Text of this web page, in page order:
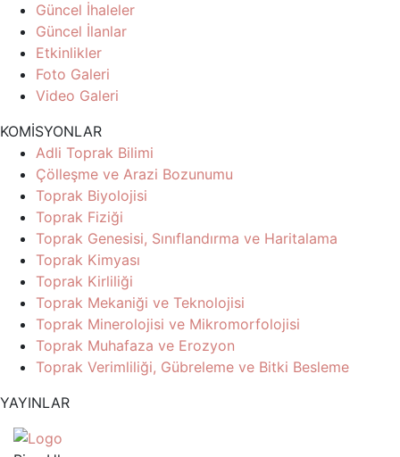
Güncel İhaleler
Güncel İlanlar
Etkinlikler
Foto Galeri
Video Galeri
KOMİSYONLAR
Adli Toprak Bilimi
Çölleşme ve Arazi Bozunumu
Toprak Biyolojisi
Toprak Fiziği
Toprak Genesisi, Sınıflandırma ve Haritalama
Toprak Kimyası
Toprak Kirliliği
Toprak Mekaniği ve Teknolojisi
Toprak Minerolojisi ve Mikromorfolojisi
Toprak Muhafaza ve Erozyon
Toprak Verimliliği, Gübreleme ve Bitki Besleme
YAYINLAR